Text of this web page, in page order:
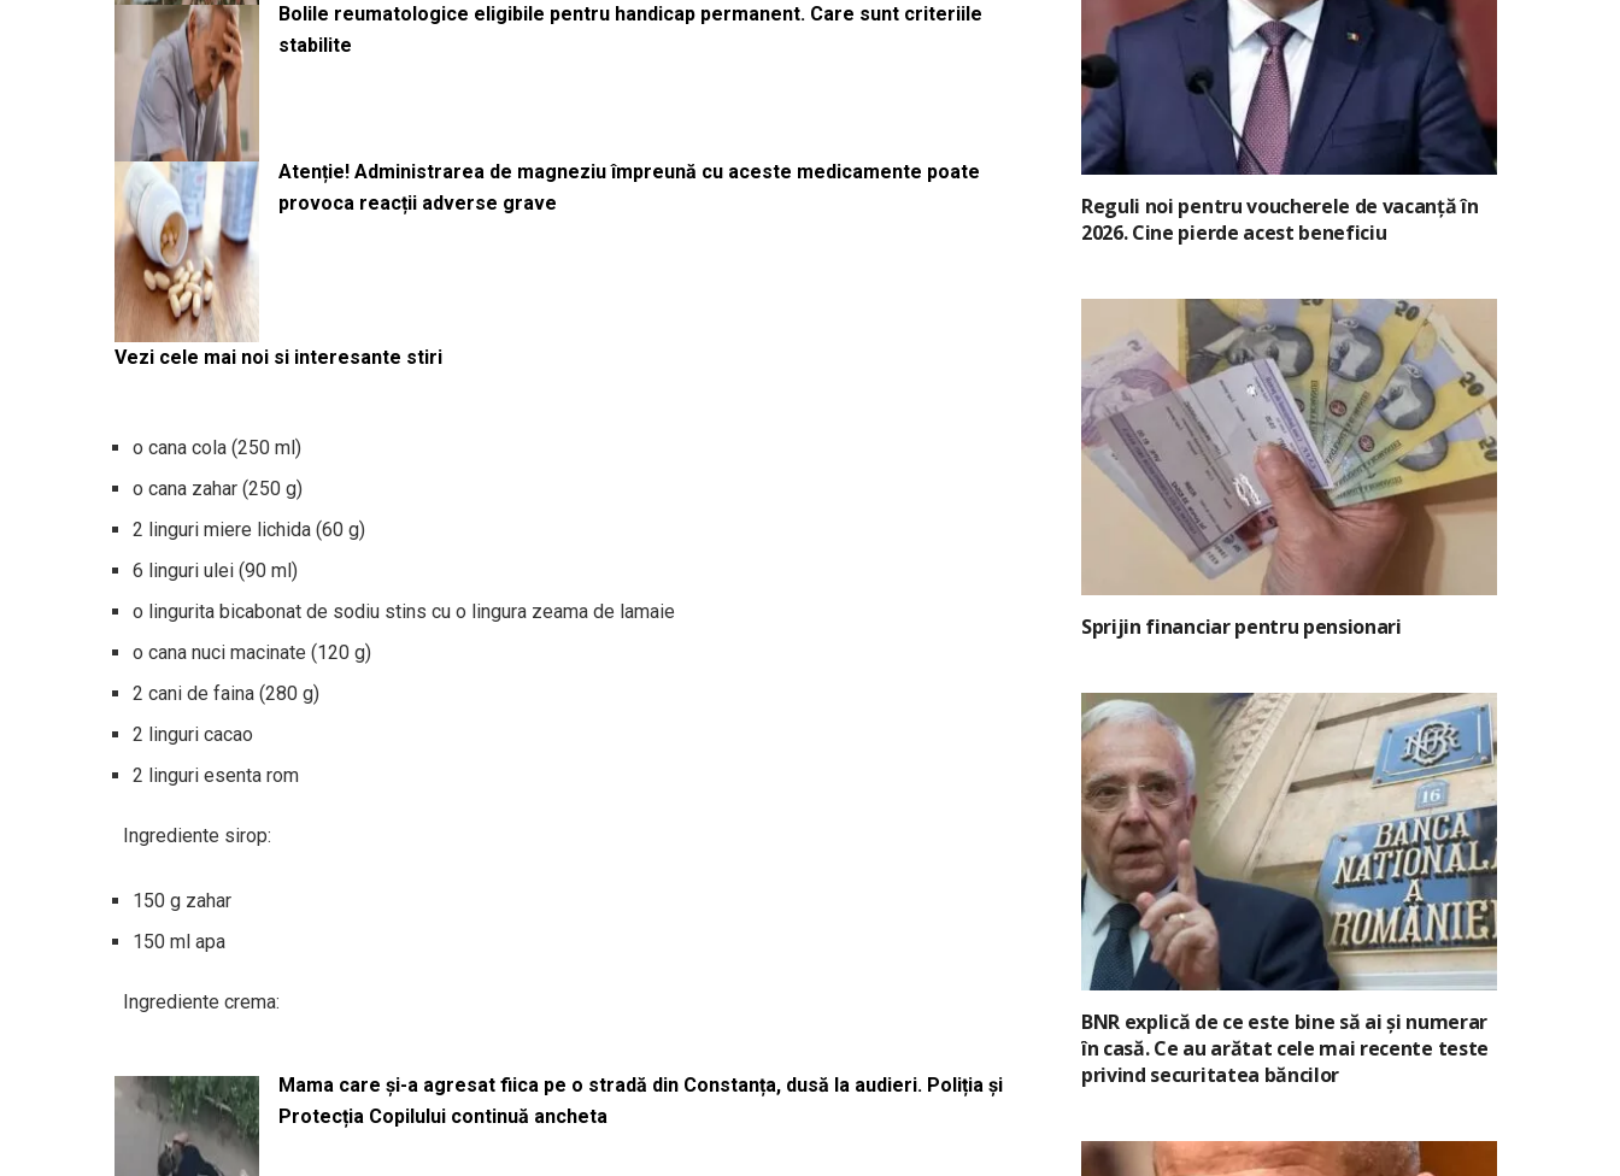
Bolile reumatologice eligibile pentru handicap permanent. Care sunt criteriile
stabilite
Atenție! Administrarea de magneziu împreună cu aceste medicamente poate
provoca reacții adverse grave
Vezi cele mai noi si interesante stiri
o cana cola (250 ml)
o cana zahar (250 g)
2 linguri miere lichida (60 g)
6 linguri ulei (90 ml)
o lingurita bicabonat de sodiu stins cu o lingura zeama de lamaie
o cana nuci macinate (120 g)
2 cani de faina (280 g)
2 linguri cacao
2 linguri esenta rom
Ingrediente sirop:
150 g zahar
150 ml apa
Ingrediente crema:
Mama care și-a agresat fiica pe o stradă din Constanța, dusă la audieri. Poliția și
Protecția Copilului continuă ancheta
Reguli noi pentru voucherele de vacanță în
2026. Cine pierde acest beneficiu
Sprijin financiar pentru pensionari
BNR explică de ce este bine să ai și numerar
în casă. Ce au arătat cele mai recente teste
privind securitatea băncilor